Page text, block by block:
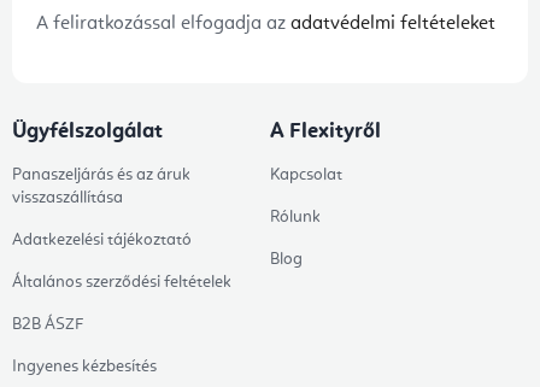
A feliratkozással elfogadja az adatvédelmi feltételeket
Ügyfélszolgálat
Panaszeljárás és az áruk
visszaszállítása
Adatkezelési tájékoztató
Általános szerződési feltételek
B2B ÁSZF
Ingyenes kézbesítés
A Flexityről
Kapcsolat
Rólunk
Blog